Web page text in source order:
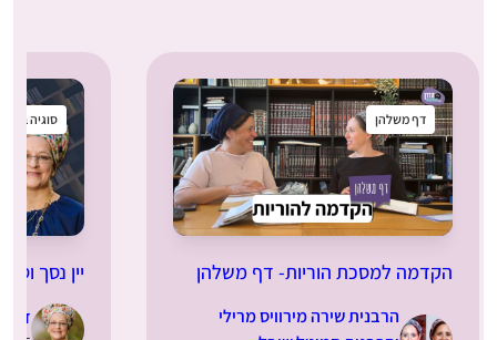
דף משלהן
הקדמה למסכת הוריות- דף משלהן
הרבנית שירה מירוויס מרילי
סוגיה
יין נסך
ד”ר